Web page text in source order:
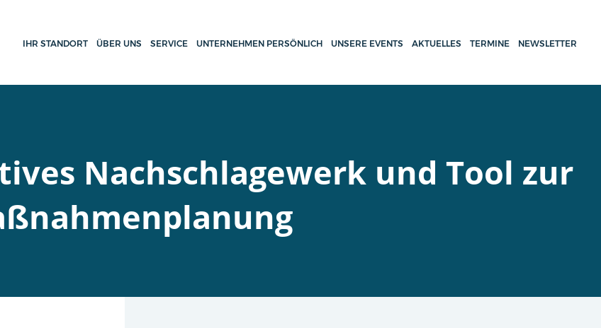
IHR STANDORT ÜBER UNS SERVICE UNTERNEHMEN PERSÖNLICH UNSERE EVENTS AKTUELLES TERMINE NEWSLETTER
Nachschlagewerk und Tool zur